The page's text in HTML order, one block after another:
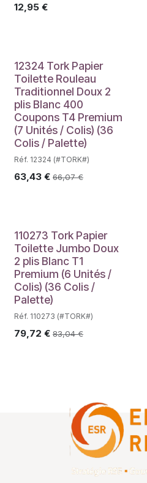
12,95 €
12324 Tork Papier
Toilette Rouleau
Traditionnel Doux 2
plis Blanc 400
Coupons T4 Premium
(7 Unités / Colis) (36
Colis / Palette)
Réf. 12324 (#TORK#)
63,43 € 66,07€
110273 Tork Papier
Toilette Jumbo Doux
2 plis Blanc T1
Premium (6 Unités /
Colis) (36 Colis /
Palette)
Réf. 110273 (#TORK#)
79,72 € 83,04€